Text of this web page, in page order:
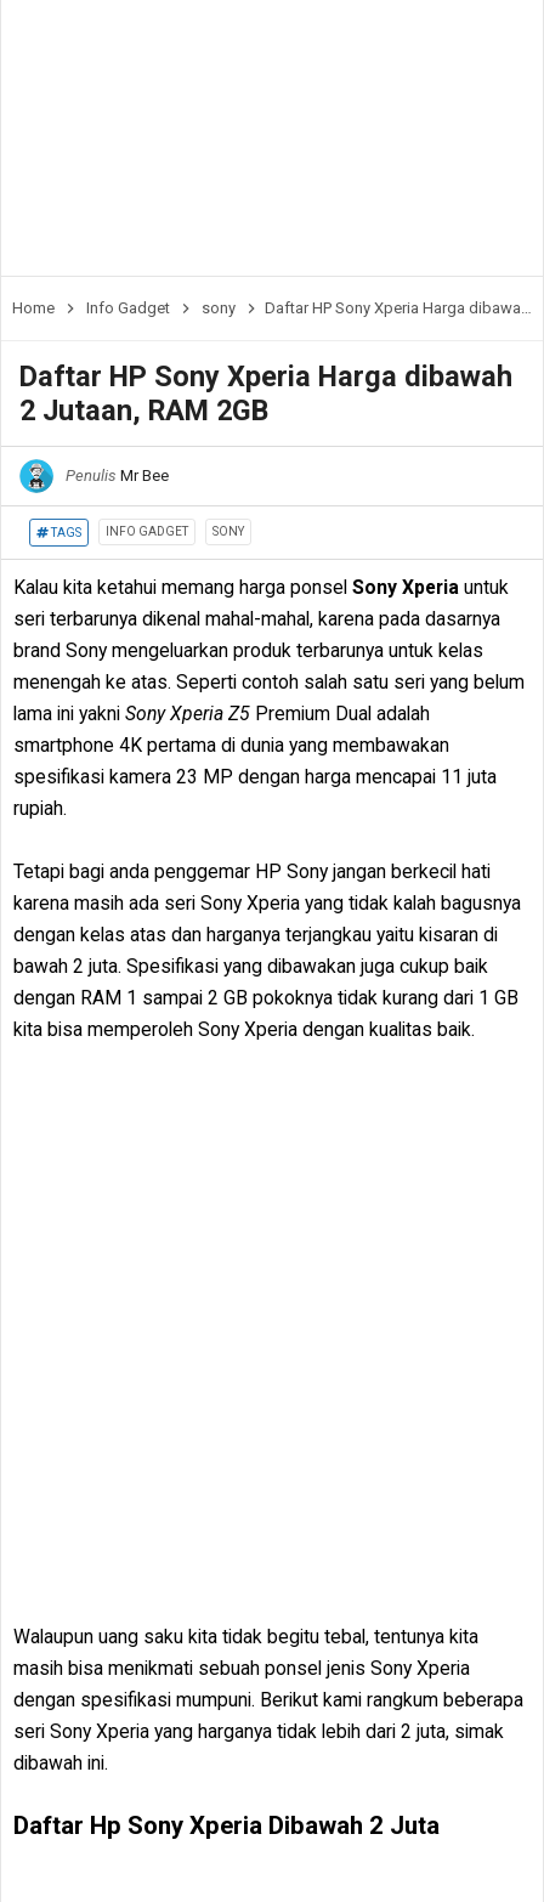
Home Info Gadget sony Daftar HP Sony Xperia Harga dibawah 2 Jutaan, RAM 2GB
Daftar HP Sony Xperia Harga dibawah
2 Jutaan, RAM 2GB
Penulis Mr Bee
TAGS INFO GADGET SONY
Kalau kita ketahui memang harga ponsel Sony Xperia untuk
seri terbarunya dikenal mahal-mahal, karena pada dasarnya
brand Sony mengeluarkan produk terbarunya untuk kelas
menengah ke atas. Seperti contoh salah satu seri yang belum
lama ini yakni Sony Xperia Z5 Premium Dual adalah
smartphone 4K pertama di dunia yang membawakan
spesifikasi kamera 23 MP dengan harga mencapai 11 juta
rupiah.
Tetapi bagi anda penggemar HP Sony jangan berkecil hati
karena masih ada seri Sony Xperia yang tidak kalah bagusnya
dengan kelas atas dan harganya terjangkau yaitu kisaran di
bawah 2 juta. Spesifikasi yang dibawakan juga cukup baik
dengan RAM 1 sampai 2 GB pokoknya tidak kurang dari 1 GB
kita bisa memperoleh Sony Xperia dengan kualitas baik.
Walaupun uang saku kita tidak begitu tebal, tentunya kita
masih bisa menikmati sebuah ponsel jenis Sony Xperia
dengan spesifikasi mumpuni. Berikut kami rangkum beberapa
seri Sony Xperia yang harganya tidak lebih dari 2 juta, simak
dibawah ini.
Daftar Hp Sony Xperia Dibawah 2 Juta